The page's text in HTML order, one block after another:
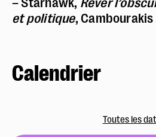
et politique,
Calendrier
Toutes les